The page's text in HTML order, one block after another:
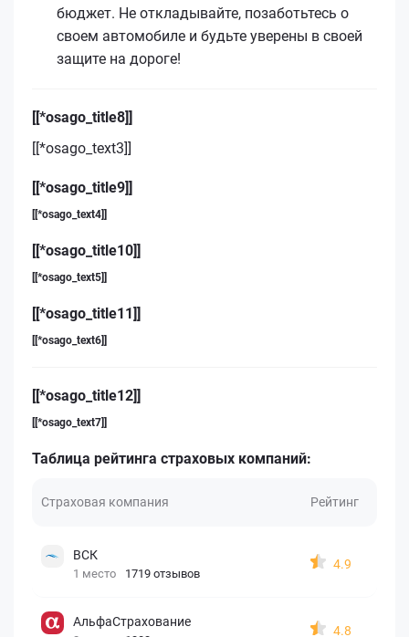
бюджет. Не откладывайте, позаботьтесь о
своем автомобиле и будьте уверены в своей
защите на дороге!
[[*osago_title8]]
[[*osago_text3]]
[[*osago_title9]]
[[*osago_text4]]
[[*osago_title10]]
[[*osago_text5]]
[[*osago_title11]]
[[*osago_text6]]
[[*osago_title12]]
[[*osago_text7]]
Таблица рейтинга страховых компаний:
Страховая компания Рейтинг
ВСК
1 место 1719 отзывов
4.9
АльфаСтрахование
4.8